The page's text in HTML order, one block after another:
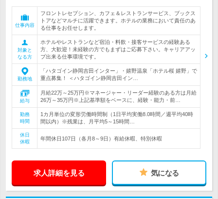
仕事内容
フロントレセプション、カフェ＆レストランサービス、ブックス
トアなどマルチに活躍できます。ホテルの業務において責任のあ
る仕事をお任せします。
対象と
なる方
ホテルやレストランなど宿泊・料飲・接客サービスの経験ある
方、大歓迎！未経験の方でもまずはご応募下さい。キャリアアッ
プ出来る仕事環境です。
勤務地
「ハタゴイン静岡吉田インター」・嬉野温泉「ホテル桜 嬉野」で
重点募集！ ＜ハタゴイン静岡吉田イン…
給与
月給22万～25万円※マネージャー・リーダー経験のある方は月給
26万～35万円※上記基準額をベースに、経験・能力・前…
勤務
時間
1カ月単位の変形労働時間制（1日平均実働8.0時間／週平均40時
間以内）※残業は、月平均5～15時間…
休日
休暇
年間休日107日（各月8～9日）有給休暇、特別休暇
求人詳細を見る 気になる